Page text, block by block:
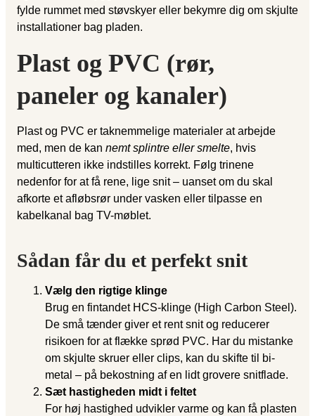
fylde rummet med støvskyer eller bekymre dig om skjulte
installationer bag pladen.
Plast og PVC (rør,
paneler og kanaler)
Plast og PVC er taknemmelige materialer at arbejde
med, men de kan nemt splintre eller smelte, hvis
multicutteren ikke indstilles korrekt. Følg trinene
nedenfor for at få rene, lige snit – uanset om du skal
afkorte et afløbsrør under vasken eller tilpasse en
kabelkanal bag TV-møblet.
Sådan får du et perfekt snit
Vælg den rigtige klinge
Brug en fintandet HCS-klinge (High Carbon Steel).
De små tænder giver et rent snit og reducerer
risikoen for at flække sprød PVC. Har du mistanke
om skjulte skruer eller clips, kan du skifte til bi-
metal – på bekostning af en lidt grovere snitflade.
Sæt hastigheden midt i feltet
For høj hastighed udvikler varme og kan få plasten